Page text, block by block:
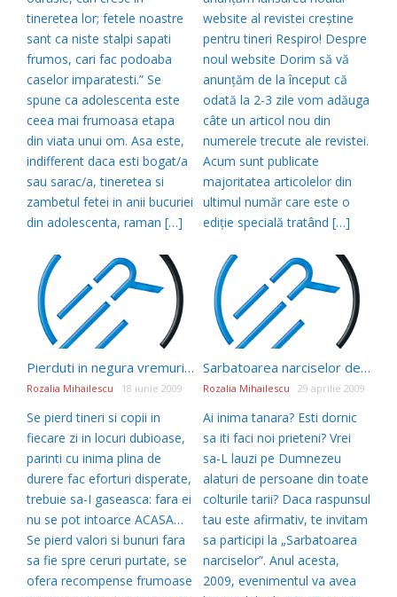
tineretea lor; fetele noastre
sant ca niste stalpi sapati
frumos, cari fac podoaba
caselor imparatesti.” Se
spune ca adolescenta este
ceea mai frumoasa etapa
din viata unui om. Asa este,
indifferent daca esti bogat/a
sau sarac/a, tineretea si
zambetul fetei in anii bucuriei
din adolescenta, raman […]
website al revistei creştine
pentru tineri Respiro! Despre
noul website Dorim să vă
anunţăm de la început că
odată la 2-3 zile vom adăuga
câte un articol nou din
numerele trecute ale revistei.
Acum sunt publicate
majoritatea articolelor din
ultimul număr care este o
ediţie specială tratând […]
Pierduti in negura vremurilor
Rozalia Mihailescu 18 iunie 2009
Se pierd tineri si copii in
fiecare zi in locuri dubioase,
parinti cu inima plina de
durere fac eforturi disperate,
trebuie sa-I gaseasca: fara ei
nu se pot intoarce ACASA…
Se pierd valori si bunuri fara
sa fie spre ceruri purtate, se
ofera recompense frumoase
Sarbatoarea narciselor de la Vad, judetul Brasov
Rozalia Mihailescu 29 aprilie 2009
Ai inima tanara? Esti dornic
sa iti faci noi prieteni? Vrei
sa-L lauzi pe Dumnezeu
alaturi de persoane din toate
colturile tarii? Daca raspunsul
tau este afirmativ, te invitam
sa participi la „Sarbatoarea
narciselor”. Anul acesta,
2009, evenimentul va avea